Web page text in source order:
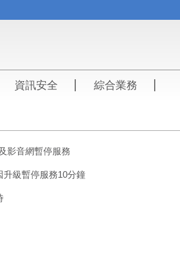
資訊安全 綜合業務
影音網暫停服務
升級暫停服務10分鐘